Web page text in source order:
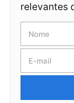
relevantes